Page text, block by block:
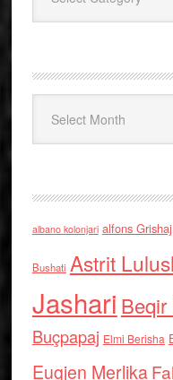
albano kolonjari alfons Grishaj
Bushati Astrit
Jashari Beqir
Buçpapaj Elmi Berisha
Eugjen Merlika